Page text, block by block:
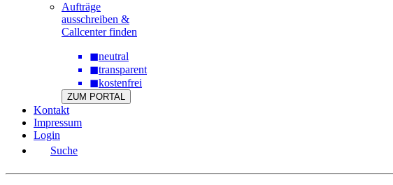
Aufträge
ausschreiben &
Callcenter finden
◼neutral
◼transparent
◼kostenfrei
ZUM PORTAL
Kontakt
Impressum
Login
Suche